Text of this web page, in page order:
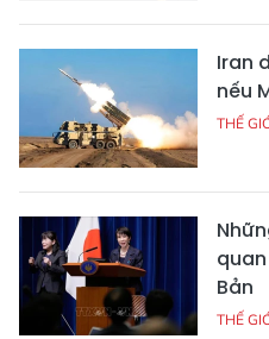
Iran
nếu
THẾ
Bản
THẾ